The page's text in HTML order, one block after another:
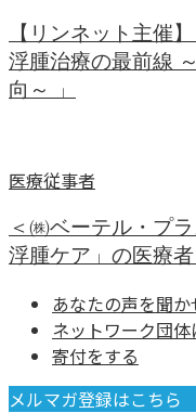
【リンネット主催
浮腫治療の最前線
向～ 」
医療従事者
＜㈱ベーテル・プ
浮腫ケア」の医療
あなたの声を聞
ネットワーク団
寄付をする
メルマガ登録はこちら